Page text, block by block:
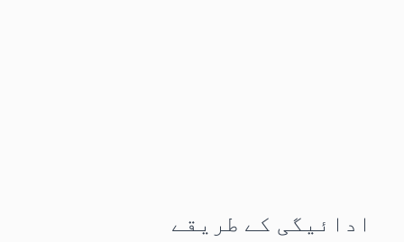
ادائیگی کے طریقے